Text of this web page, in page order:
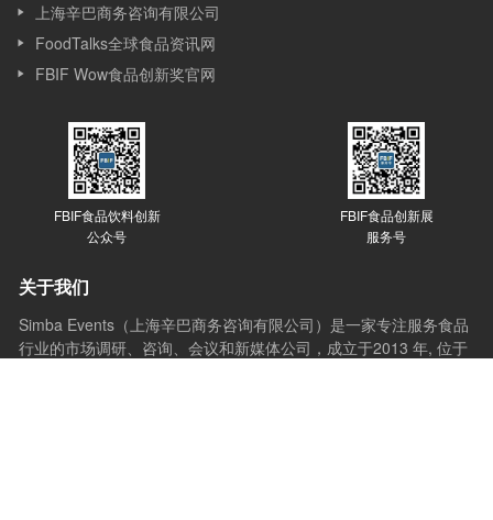
上海辛巴商务咨询有限公司
FoodTalks全球食品资讯网
FBIF Wow食品创新奖官网
FBIF食品饮料创新
公众号
FBIF食品创新展
服务号
关于我们
Simba Events（上海辛巴商务咨询有限公司）是一家专注服务食品
行业的市场调研、咨询、会议和新媒体公司，成立于2013 年, 位于